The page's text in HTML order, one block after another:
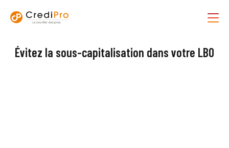
Évitez la sous-capitalisation dans votre LBO